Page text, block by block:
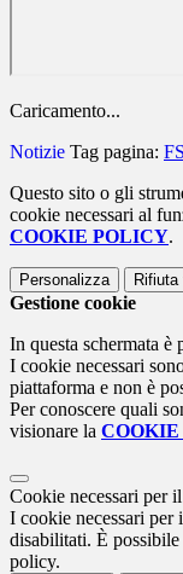
Caricamento...
Notizie Tag pagina:
Questo sito o gli
cookie necessari al
COOKIE POLICY.
Personalizza Rifiuta
Gestione cookie
In questa schermata è
I cookie necessari
piattaforma e non è
Per conoscere quali
visionare la
Cookie necessari per
I cookie necessari per
disabilitati. È
policy.